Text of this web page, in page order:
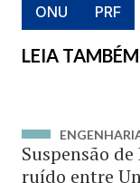
ONU PRF
LEIA TAMBÉM
Suspensão
ruído entre